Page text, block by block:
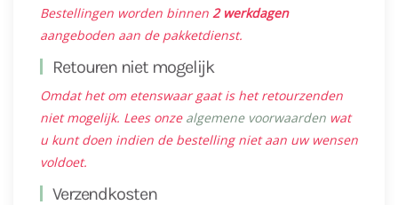
Bestellingen worden binnen 2 werkdagen
aangeboden aan de pakketdienst.
Retouren niet mogelijk
Omdat het om etenswaar gaat is het retourzenden
niet mogelijk. Lees onze algemene voorwaarden wat
u kunt doen indien de bestelling niet aan uw wensen
voldoet.
Verzendkosten